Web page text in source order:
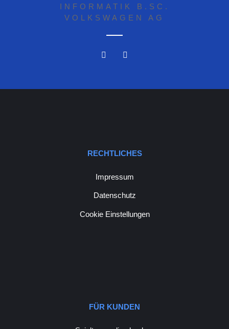
INFORMATIK B.SC.
VOLKSWAGEN AG
RECHTLICHES
Impressum
Datenschutz
Cookie Einstellungen
FÜR KUNDEN